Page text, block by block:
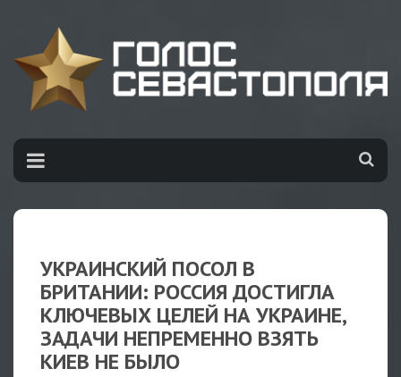
УКРАИНСКИЙ ПОСОЛ В
БРИТАНИИ: РОССИЯ ДОСТИГЛА
КЛЮЧЕВЫХ ЦЕЛЕЙ НА УКРАИНЕ,
ЗАДАЧИ НЕПРЕМЕННО ВЗЯТЬ
КИЕВ НЕ БЫЛО